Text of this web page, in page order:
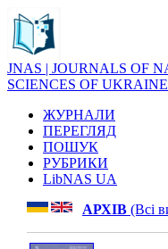
JNAS | JOURNALS OF
SCIENCES OF UKRAINE
ЖУРНАЛИ
ПЕРЕГЛЯД
ПОШУК
РУБРИКИ
LibNAS UA
АРХІВ (Всі